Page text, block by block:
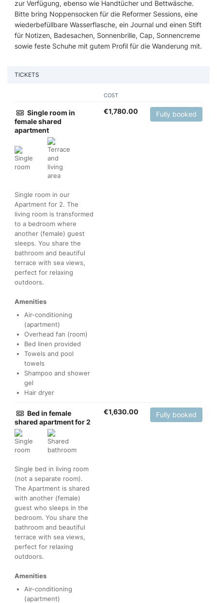
zur Verfügung, ebenso wie Handtücher und Bettwäsche.
Bitte bring Noppensocken für die Reformer Sessions, eine
wiederbefüllbare Wasserflasche, ein Journal und einen Stift
für Notizen, Badesachen, Sonnenbrille, Cap, Sonnencreme
sowie feste Schuhe mit gutem Profil für die Wanderung mit.
TICKETS
COST
Single room in
female shared
apartment
Single room in our
Apartment for 2. The
living room is transformed
to a bedroom where
another (female) guest
sleeps. You share the
bathroom and beautiful
terrace with sea views,
perfect for relaxing
outdoors.
Amenities
Air-conditioning
(apartment)
Overhead fan (room)
Bed linen provided
Towels and pool
towels
Shampoo and shower
gel
Hair dryer
€1,780.00 Fully booked
Bed in female
shared apartment for 2
Single bed in living room
(not a separate room).
The Apartment is shared
with another (female)
guest who sleeps in the
bedroom. You share the
bathroom and beautiful
terrace with sea views,
perfect for relaxing
outdoors.
Amenities
Air-conditioning
(apartment)
€1,630.00 Fully booked